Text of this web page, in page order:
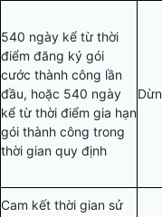
540 ngày kể từ thời
điểm đăng ký gói
cước thành công lần
đầu, hoặc 540 ngày
kể từ thời điểm gia hạn
gói thành công trong
thời gian quy định
Cam kết thời gian sử